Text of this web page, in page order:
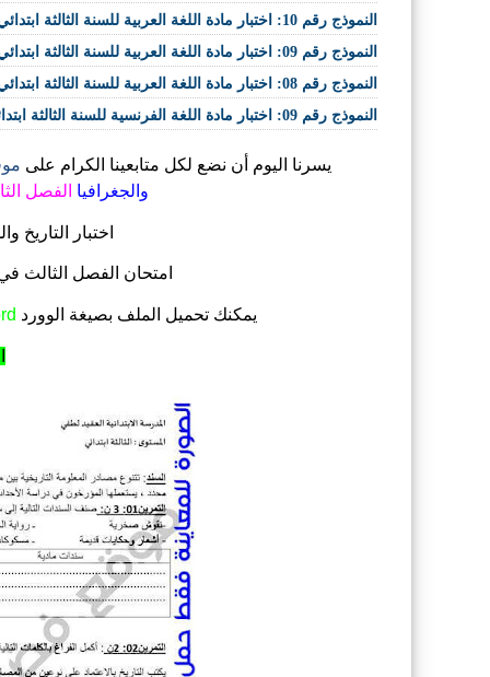
النموذج رقم 10: اختبار مادة اللغة العربية للسنة الثالثة ابتدائي ف3-ج2
النموذج رقم 09: اختبار مادة اللغة العربية للسنة الثالثة ابتدائي ف3-ج2
النموذج رقم 08: اختبار مادة اللغة العربية للسنة الثالثة ابتدائي ف3-ج2
النموذج رقم 09: اختبار مادة اللغة الفرنسية للسنة الثالثة ابتدائي ف3-ج2
يسرنا اليوم أن نضع لكل متابعينا الكرام على
والجغرافيا الفصل
اختبار التاريخ
امتحان الفصل الثالث في
يمكنك تحميل الملف بصيغة الوورد